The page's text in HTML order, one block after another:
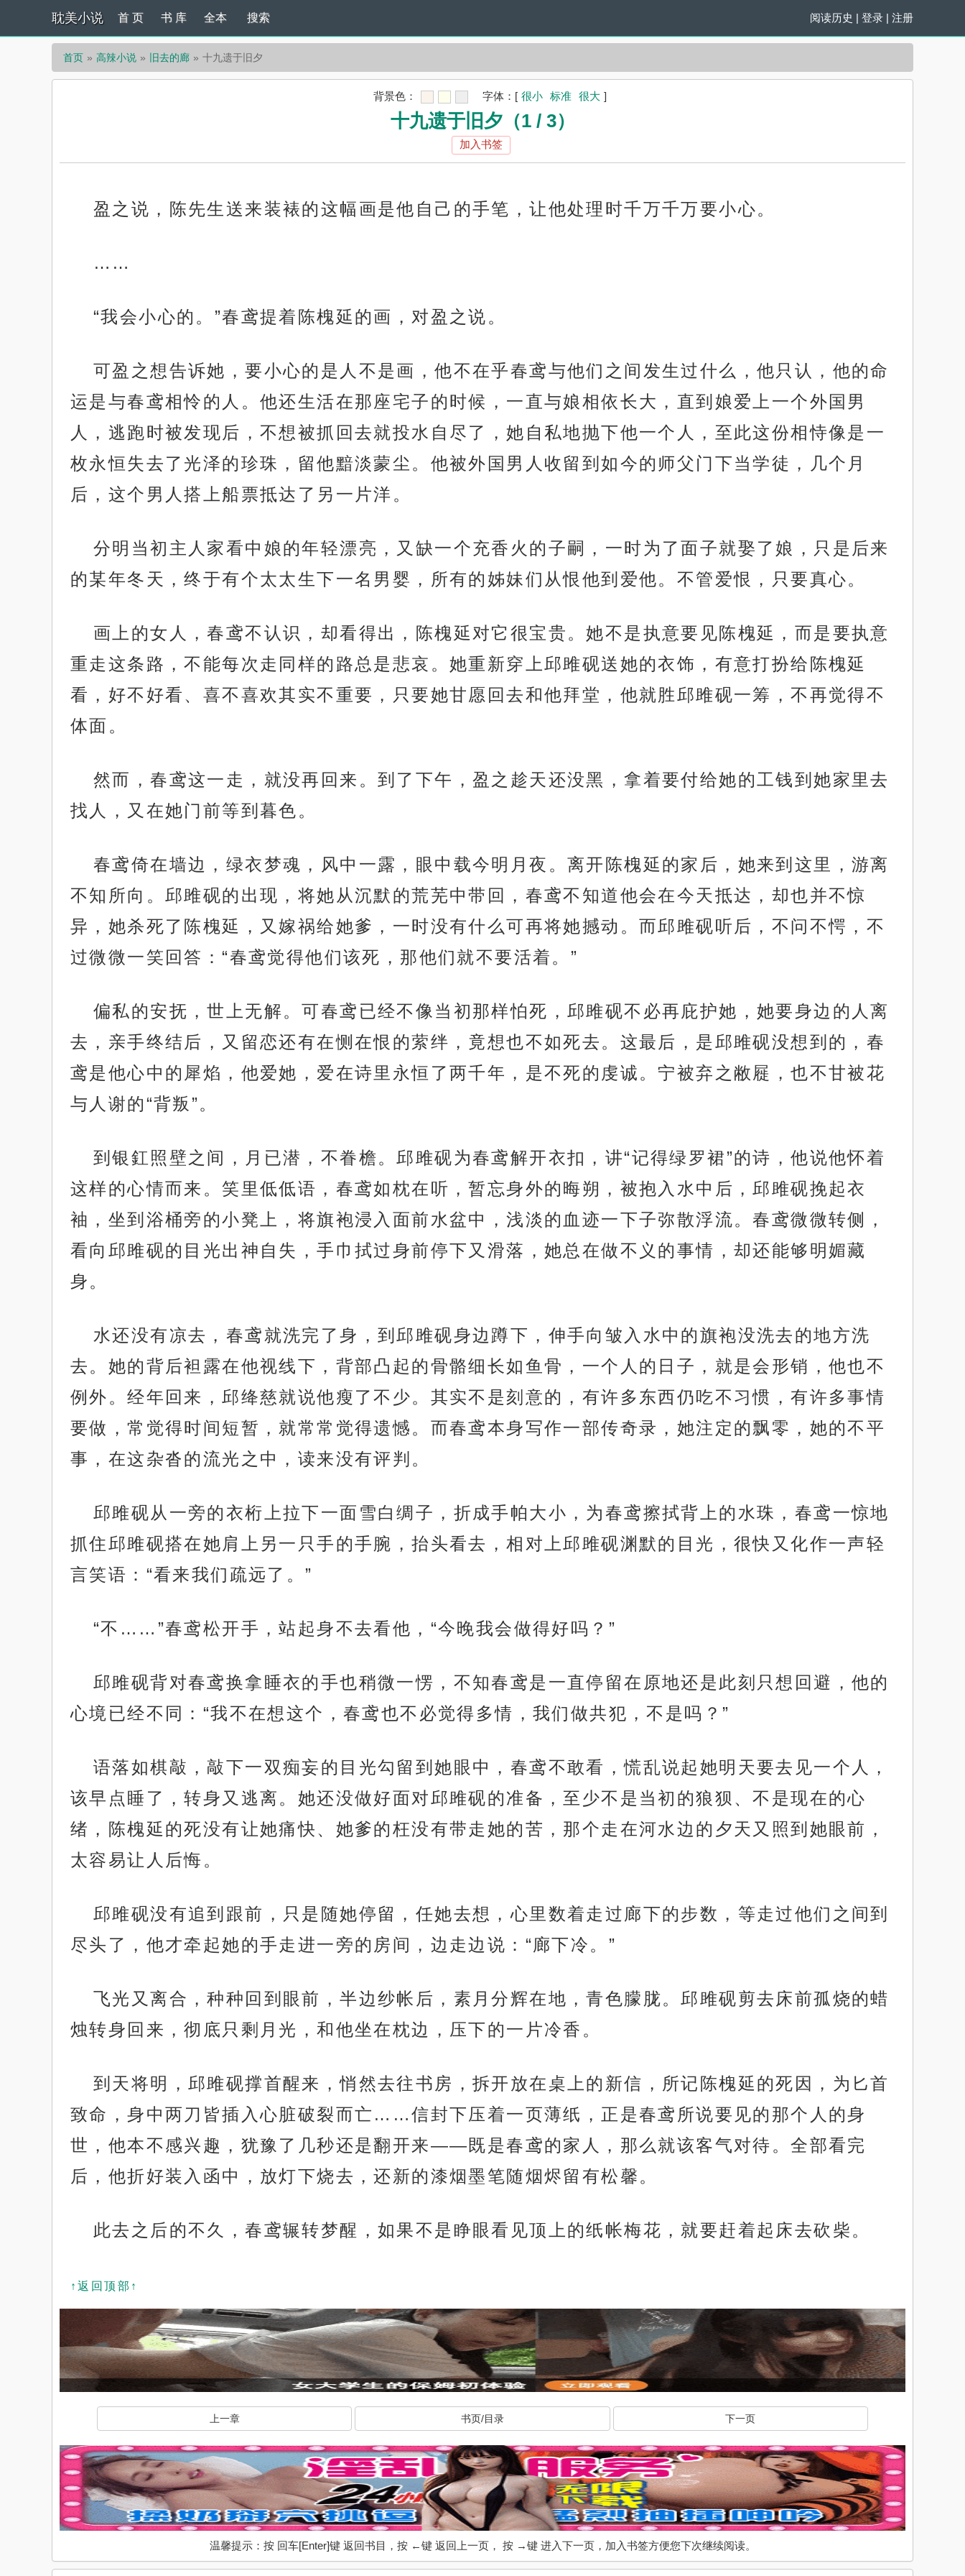
耽美小说 阅读历史 | 登录 | 注册
首 页 书 库 全本 搜索
首页 高辣小说 旧去的廊 十九遗于旧夕
背景色： 字体： [ 很小 标准 很大 ]
十九遗于旧夕（1 / 3）
加入书签
盈之说，陈先生送来装裱的这幅画是他自己的手笔，让他处理时千万千万要小心。
……
“我会小心的。”春鸢提着陈槐延的画，对盈之说。
可盈之想告诉她，要小心的是人不是画，他不在乎春鸢与他们之间发生过什么，他只认，他的命
运是与春鸢相怜的人。他还生活在那座宅子的时候，一直与娘相依长大，直到娘爱上一个外国男
人，逃跑时被发现后，不想被抓回去就投水自尽了，她自私地抛下他一个人，至此这份相恃像是一
枚永恒失去了光泽的珍珠，留他黯淡蒙尘。他被外国男人收留到如今的师父门下当学徒，几个月
后，这个男人搭上船票抵达了另一片洋。
分明当初主人家看中娘的年轻漂亮，又缺一个充香火的子嗣，一时为了面子就娶了娘，只是后来
的某年冬天，终于有个太太生下一名男婴，所有的姊妹们从恨他到爱他。不管爱恨，只要真心。
画上的女人，春鸢不认识，却看得出，陈槐延对它很宝贵。她不是执意要见陈槐延，而是要执意
重走这条路，不能每次走同样的路总是悲哀。她重新穿上邱雎砚送她的衣饰，有意打扮给陈槐延
看，好不好看、喜不喜欢其实不重要，只要她甘愿回去和他拜堂，他就胜邱雎砚一筹，不再觉得不
体面。
然而，春鸢这一走，就没再回来。到了下午，盈之趁天还没黑，拿着要付给她的工钱到她家里去
找人，又在她门前等到暮色。
春鸢倚在墙边，绿衣梦魂，风中一露，眼中载今明月夜。离开陈槐延的家后，她来到这里，游离
不知所向。邱雎砚的出现，将她从沉默的荒芜中带回，春鸢不知道他会在今天抵达，却也并不惊
异，她杀死了陈槐延，又嫁祸给她爹，一时没有什么可再将她撼动。而邱雎砚听后，不问不愕，不
过微微一笑回答：“春鸢觉得他们该死，那他们就不要活着。”
偏私的安抚，世上无解。可春鸢已经不像当初那样怕死，邱雎砚不必再庇护她，她要身边的人离
去，亲手终结后，又留恋还有在恻在恨的萦绊，竟想也不如死去。这最后，是邱雎砚没想到的，春
鸢是他心中的犀焰，他爱她，爱在诗里永恒了两千年，是不死的虔诚。宁被弃之敝屣，也不甘被花
与人谢的“背叛”。
到银釭照壁之间，月已潜，不眷檐。邱雎砚为春鸢解开衣扣，讲“记得绿罗裙”的诗，他说他怀着
这样的心情而来。笑里低低语，春鸢如枕在听，暂忘身外的晦朔，被抱入水中后，邱雎砚挽起衣
袖，坐到浴桶旁的小凳上，将旗袍浸入面前水盆中，浅淡的血迹一下子弥散浮流。春鸢微微转侧，
看向邱雎砚的目光出神自失，手巾拭过身前停下又滑落，她总在做不义的事情，却还能够明媚藏
身。
水还没有凉去，春鸢就洗完了身，到邱雎砚身边蹲下，伸手向皱入水中的旗袍没洗去的地方洗
去。她的背后袒露在他视线下，背部凸起的骨骼细长如鱼骨，一个人的日子，就是会形销，他也不
例外。经年回来，邱绛慈就说他瘦了不少。其实不是刻意的，有许多东西仍吃不习惯，有许多事情
要做，常觉得时间短暂，就常常觉得遗憾。而春鸢本身写作一部传奇录，她注定的飘零，她的不平
事，在这杂沓的流光之中，读来没有评判。
邱雎砚从一旁的衣桁上拉下一面雪白绸子，折成手帕大小，为春鸢擦拭背上的水珠，春鸢一惊地
抓住邱雎砚搭在她肩上另一只手的手腕，抬头看去，相对上邱雎砚渊默的目光，很快又化作一声轻
言笑语：“看来我们疏远了。”
“不……”春鸢松开手，站起身不去看他，“今晚我会做得好吗？”
邱雎砚背对春鸢换拿睡衣的手也稍微一愣，不知春鸢是一直停留在原地还是此刻只想回避，他的
心境已经不同：“我不在想这个，春鸢也不必觉得多情，我们做共犯，不是吗？”
语落如棋敲，敲下一双痴妄的目光勾留到她眼中，春鸢不敢看，慌乱说起她明天要去见一个人，
该早点睡了，转身又逃离。她还没做好面对邱雎砚的准备，至少不是当初的狼狈、不是现在的心
绪，陈槐延的死没有让她痛快、她爹的枉没有带走她的苦，那个走在河水边的夕天又照到她眼前，
太容易让人后悔。
邱雎砚没有追到跟前，只是随她停留，任她去想，心里数着走过廊下的步数，等走过他们之间到
尽头了，他才牵起她的手走进一旁的房间，边走边说：“廊下冷。”
飞光又离合，种种回到眼前，半边纱帐后，素月分辉在地，青色朦胧。邱雎砚剪去床前孤烧的蜡
烛转身回来，彻底只剩月光，和他坐在枕边，压下的一片冷香。
到天将明，邱雎砚撑首醒来，悄然去往书房，拆开放在桌上的新信，所记陈槐延的死因，为匕首
致命，身中两刀皆插入心脏破裂而亡……信封下压着一页薄纸，正是春鸢所说要见的那个人的身
世，他本不感兴趣，犹豫了几秒还是翻开来——既是春鸢的家人，那么就该客气对待。全部看完
后，他折好装入函中，放灯下烧去，还新的漆烟墨笔随烟烬留有松馨。
此去之后的不久，春鸢辗转梦醒，如果不是睁眼看见顶上的纸帐梅花，就要赶着起床去砍柴。
↑返回顶部↑
上一章 书页/目录 下一页
温馨提示：按 回车[Enter]键 返回书目，按 ←键 返回上一页， 按 →键 进入下一页，加入书签方便您下次继续阅读。